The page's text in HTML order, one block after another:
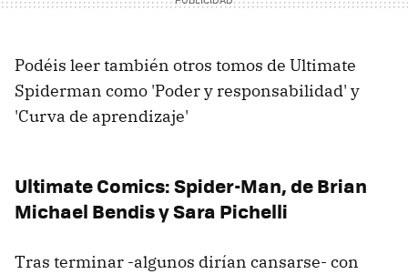
Podéis leer también otros tomos de Ultimate
Spiderman como 'Poder y responsabilidad' y
'Curva de aprendizaje'
Ultimate Comics: Spider-Man, de Brian
Michael Bendis y Sara Pichelli
Tras terminar -algunos dirían cansarse- con